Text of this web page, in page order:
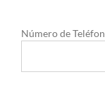
Número de